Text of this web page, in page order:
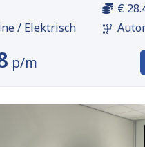
/ Elektrisch
€
p/m